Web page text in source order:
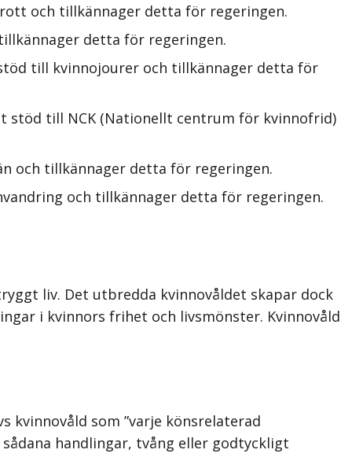
och tillkännager detta för regeringen.
detta för regeringen.
till kvinnojourer och tillkännager detta för
stöd till NCK (Nationellt centrum för kvinnofrid)
och tillkännager detta för regeringen.
och tillkännager detta för regeringen.
liv. Det utbredda kvinnovåldet skapar dock
i kvinnors frihet och livsmönster. Kvinnovåld
kvinnovåld som ”varje könsrelaterad
handlingar, tvång eller godtyckligt